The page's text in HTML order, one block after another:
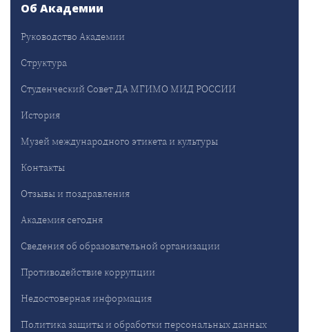
Об Академии
Руководство Академии
Структура
Студенческий Совет ДА МГИМО МИД РОССИИ
История
Музей международного этикета и культуры
Контакты
Отзывы и поздравления
Академия сегодня
Сведения об образовательной организации
Противодействие коррупции
Недостоверная информация
Политика защиты и обработки персональных данных